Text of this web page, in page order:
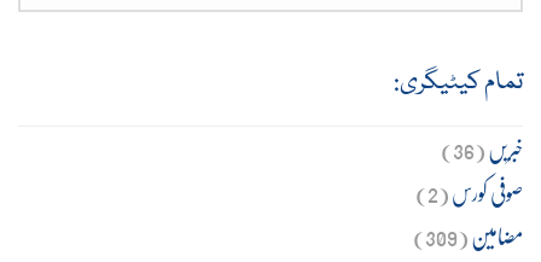
تمام کیٹیگری:
خبریں(36)
صوفی کورس(2)
مضامین(309)